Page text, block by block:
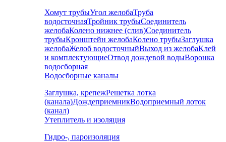
Хомут трубыУгол желобаТруба
водосточнаяТройник трубыСоединитель
желобаКолено нижнее (слив)Соединитель
трубыКронштейн желобаКолено трубыЗаглушка
желобаЖелоб водосточныйВыход из желобаКлей
и комплектующиеОтвод дождевой водыВоронка
водосборная
Водосборные каналы
Заглушка, крепежРешетка лотка
(канала)ДождеприемникВодоприемный лоток
(канал)
Утеплитель и изоляция
Гидро-, пароизоляция